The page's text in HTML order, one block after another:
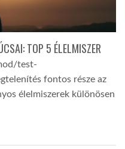
TOP 5 ÉLELMISZER
test-
fontos része az
élelmiszerek különösen